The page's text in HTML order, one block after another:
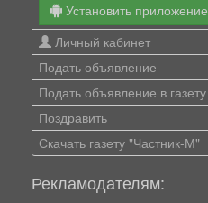
Установить приложение
Личный кабинет
Подать объявление
Подать объявление в газету
Поздравить
Скачать газету "Частник-М"
Рекламодателям: